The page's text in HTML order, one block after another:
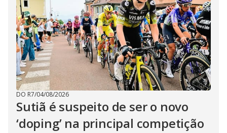
DO R7/04/08/2026
Sutiã é suspeito de ser o novo
‘doping’ na principal competição